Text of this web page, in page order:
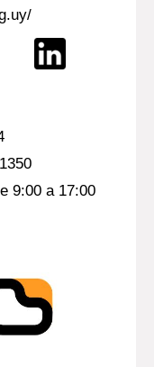
9:00 a 17:00